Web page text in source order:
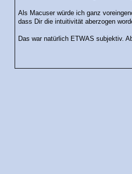
Als Macuser würde ich ganz
dass Dir die intuitivität aberzogen
Das war natürlich ETWAS subjektiv.